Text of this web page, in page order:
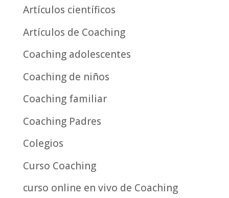
Artículos científicos
Artículos de Coaching
Coaching adolescentes
Coaching de niños
Coaching familiar
Coaching Padres
Colegios
Curso Coaching
curso online en vivo de Coaching